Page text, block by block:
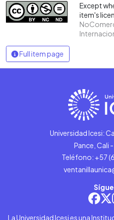
Except
item's
Full item page
Universidad Icesi:
Pance, Cali
Teléfono: +57
La Universidad Icesi es una